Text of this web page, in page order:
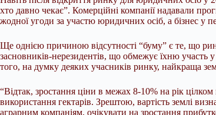
хто давно чекає”. Комерційні компанії надавали
жодної угоди за участю юридичних осіб, а бізнес у
Ще однією причиною відсутності “буму” є те, що
засновників-нерезидентів, що обмежує їхню участь
того, на думку деяких учасників ринку, найкраща
“Відтак, зростання ціни в межах 8-10% на рік
використання гектарів. Зрештою, вартість землі
аграрним компаніям, очікувати на зростання